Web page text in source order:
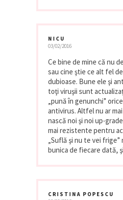
NICU
03/02/2016
Ce bine de mine că nu
sau cine ştie ce alt fel
dubioase. Bune ele şi
toţi viruşii sunt
„pună în genunchi”
antivirus. Altfel nu ar
nască noi şi noi up-
mai rezistente pentru
„Suflă şi nu te vei frige”
bunica de fiecare dată,
CRISTINA POPESCU